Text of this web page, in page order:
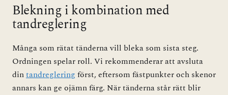
Blekning i kombination med
tandreglering
Många som rätat tänderna vill bleka som sista steg.
Ordningen spelar roll. Vi rekommenderar att avsluta
dintandreglering först, eftersom fästpunkter och skenor
annars kan ge ojämn färg. När tänderna står rätt blir